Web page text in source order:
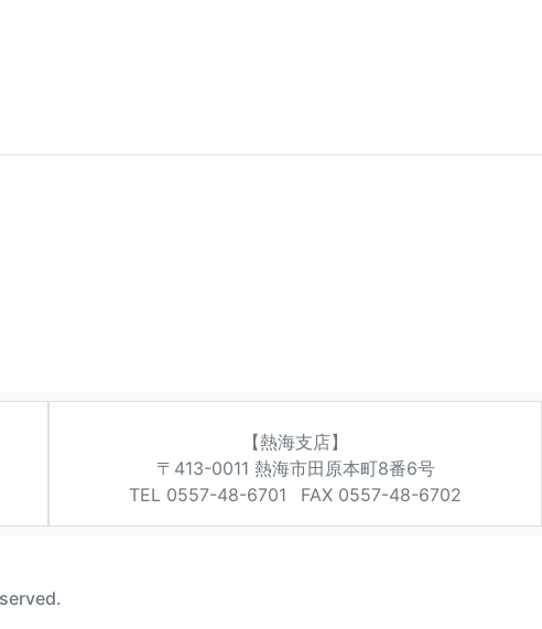
【熱海支店】
〒413-0011 熱海市田原本町8番6号
TEL 0557-48-6701
FAX 0557-48-6702